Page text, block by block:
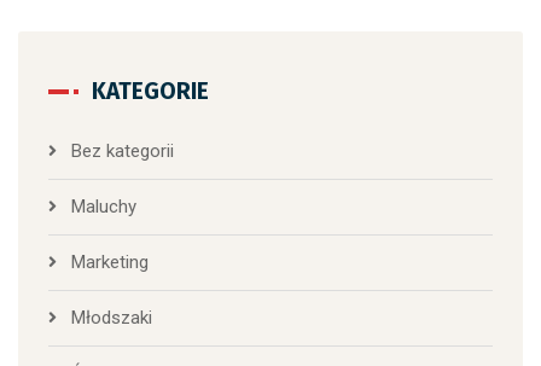
KATEGORIE
Bez kategorii
Maluchy
Marketing
Młodszaki